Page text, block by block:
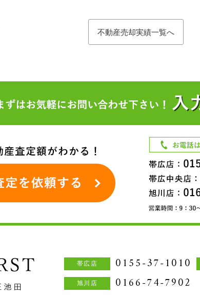
不動産売却実績一覧へ
帯広店 0155-37-1010
旭川店 0166-74-7902